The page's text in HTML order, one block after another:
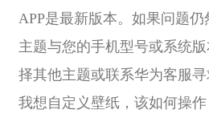
APP是最新版本。如果问题
主题与您的手机型号或系统
择其他主题或联系华为客服寻
我想自定义壁纸，该如何操作